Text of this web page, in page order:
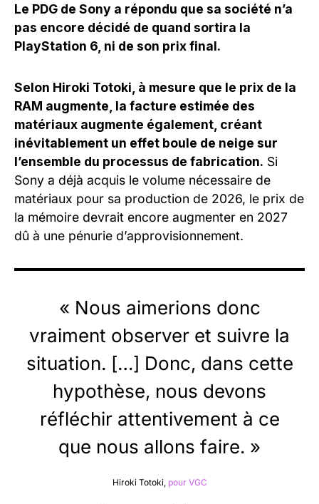
Le PDG de Sony a répondu que sa société n’a
pas encore décidé de quand sortira la
PlayStation 6, ni de son prix final.
Selon Hiroki Totoki, à mesure que le prix de la
RAM augmente, la facture estimée des
matériaux augmente également, créant
inévitablement un effet boule de neige sur
l’ensemble du processus de fabrication. Si
Sony a déjà acquis le volume nécessaire de
matériaux pour sa production de 2026, le prix de
la mémoire devrait encore augmenter en 2027
dû à une pénurie d’approvisionnement.
« Nous aimerions donc
vraiment observer et suivre la
situation. […] Donc, dans cette
hypothèse, nous devons
réfléchir attentivement à ce
que nous allons faire. »
Hiroki Totoki, pour VGC